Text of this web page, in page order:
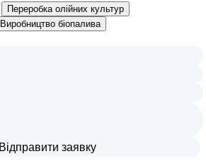
Переробка олійних культур
Виробництво біопалива